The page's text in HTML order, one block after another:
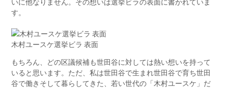
いに他なりません。その想いは選挙ビラの表面に書かれていま
す。
木村ユースケ選挙ビラ 表面
もちろん、どの区議候補も世田谷に対しては熱い想いを持って
いると思います。ただ、私は世田谷で生まれ世田谷で育ち世田
谷で働きそして暮らしてきた、若い世代の「木村ユースケ」だ